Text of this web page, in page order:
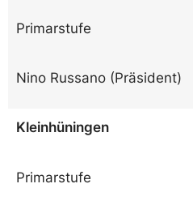
Primarstufe
Nino Russano (Präsident)
Kleinhüningen
Primarstufe